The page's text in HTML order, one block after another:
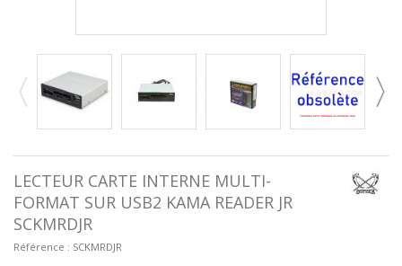
LECTEUR CARTE INTERNE MULTI-
FORMAT SUR USB2 KAMA READER JR
SCKMRDJR
Référence : SCKMRDJR